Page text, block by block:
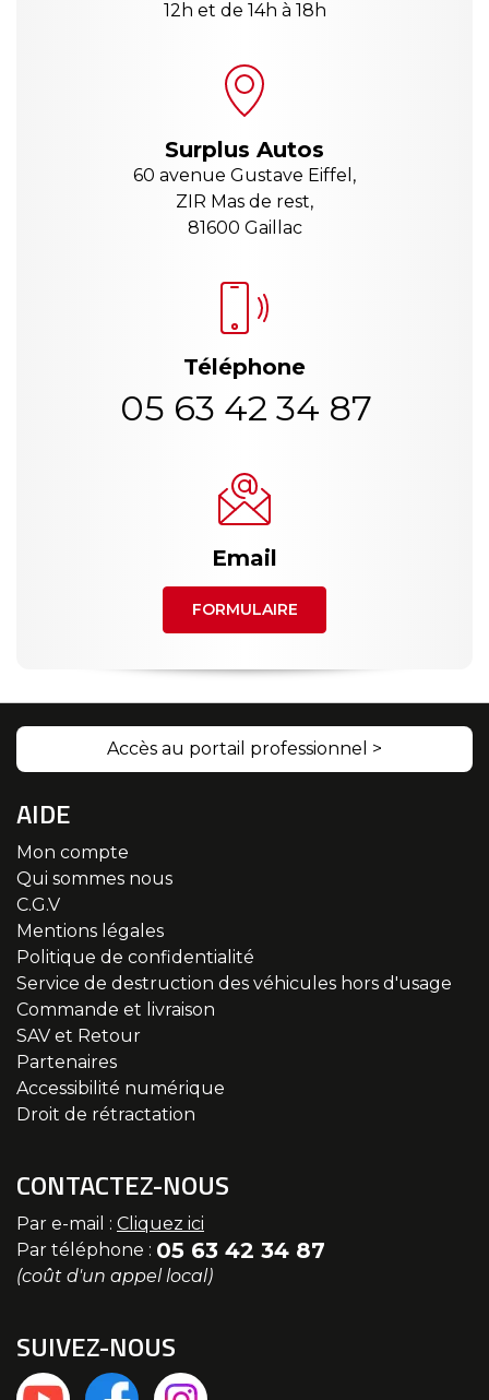
12h et de 14h à 18h
Surplus Autos
60 avenue Gustave Eiffel,
ZIR Mas de rest,
81600 Gaillac
Téléphone
05 63 42 34 87
Email
FORMULAIRE
Accès au portail professionnel >
AIDE
Mon compte
Qui sommes nous
C.G.V
Mentions légales
Politique de confidentialité
Service de destruction des véhicules hors d'usage
Commande et livraison
SAV et Retour
Partenaires
Accessibilité numérique
Droit de rétractation
CONTACTEZ-NOUS
Par e-mail : Cliquez ici
Par téléphone : 05 63 42 34 87
(coût d'un appel local)
SUIVEZ-NOUS